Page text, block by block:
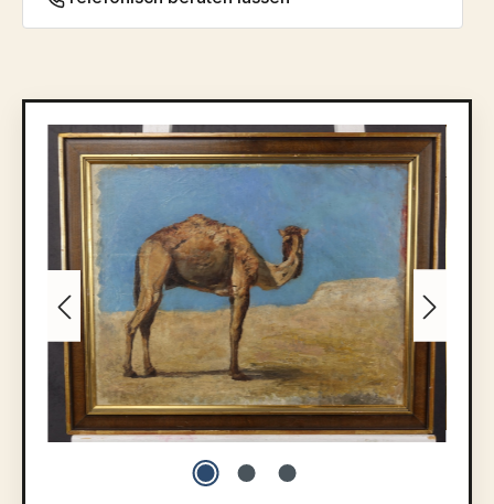
Bildergalerie überspringen